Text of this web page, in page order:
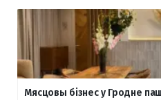
Мясцовы бізнес у Гродне